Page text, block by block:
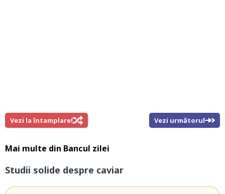
Vezi la întamplare! Vezi următorul
Mai multe din Bancul zilei
Studii solide despre caviar